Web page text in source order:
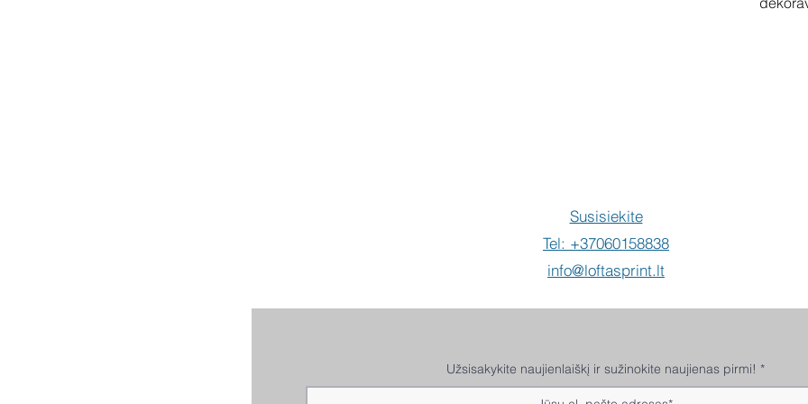
Susisiekite
Tel: +37060158838
info@loftasprint.lt
Užsisakykite naujienlaiškį ir sužinokite naujienas pirmi!